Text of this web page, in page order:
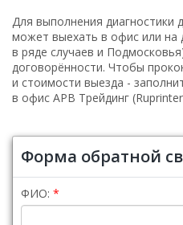
Для выполнения диагностики
может выехать в офис или
в ряде случаев и
договорённости. Чтобы
и стоимости выезда -
в офис АРВ Трейдинг
Форма обратной
ФИО: